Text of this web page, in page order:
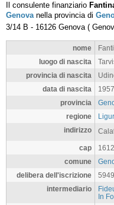
Il consulente finanziario
Genovanella provincia di
3/14 B - 16126 Genova(
nome
luogo di nascita
provincia di nascita
data di nascita
provincia
regione
indirizzo
cap
comune
delibera dell'iscrizione
intermediario
In